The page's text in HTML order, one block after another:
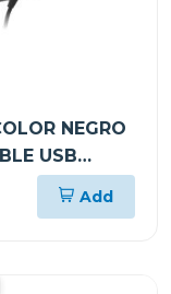
NEGRO
USB
PARA
Add